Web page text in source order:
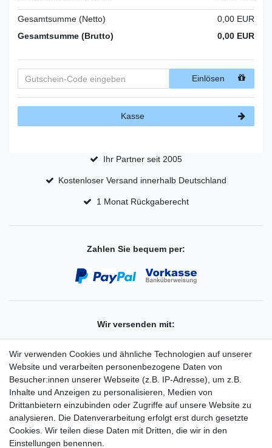
Gesamtsumme (Netto)
0,00 EUR
Gesamtsumme (Brutto)
0,00 EUR
Einlösen
Kasse
Ihr Partner seit 2005
Kostenloser Versand innerhalb Deutschland
1 Monat Rückgaberecht
Zahlen Sie bequem per:
Wir versenden mit:
Unser Shop auf: Amazon eBay
Rechtliches
Widerrufsrecht
Wir verwenden Cookies und ähnliche Technologien auf unserer
Website und verarbeiten personenbezogene Daten von
Besucher:innen unserer Webseite (z.B. IP-Adresse), um z.B.
Inhalte und Anzeigen zu personalisieren, Medien von
Drittanbietern einzubinden oder Zugriffe auf unsere Website zu
analysieren. Die Datenverarbeitung erfolgt erst durch gesetzte
Cookies. Wir teilen diese Daten mit Dritten, die wir in den
Einstellungen benennen.